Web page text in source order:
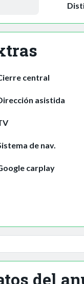
central
asistida
de nav.
carplay
del